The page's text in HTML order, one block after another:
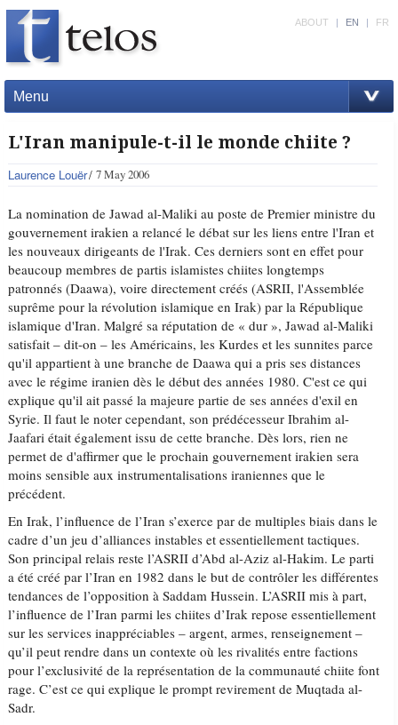
Menu
ABOUT | EN | FR
L'Iran manipule-t-il le monde chiite ?
Laurence Louër 7 May 2006
La nomination de Jawad al-Maliki au poste de Premier ministre du
gouvernement irakien a relancé le débat sur les liens entre l'Iran et
les nouveaux dirigeants de l'Irak. Ces derniers sont en effet pour
beaucoup membres de partis islamistes chiites longtemps
patronnés (Daawa), voire directement créés (ASRII, l'Assemblée
suprême pour la révolution islamique en Irak) par la République
islamique d'Iran. Malgré sa réputation de « dur », Jawad al-Maliki
satisfait – dit-on – les Américains, les Kurdes et les sunnites parce
qu'il appartient à une branche de Daawa qui a pris ses distances
avec le régime iranien dès le début des années 1980. C'est ce qui
explique qu'il ait passé la majeure partie de ses années d'exil en
Syrie. Il faut le noter cependant, son prédécesseur Ibrahim al-
Jaafari était également issu de cette branche. Dès lors, rien ne
permet de d'affirmer que le prochain gouvernement irakien sera
moins sensible aux instrumentalisations iraniennes que le
précédent.
En Irak, l’influence de l’Iran s’exerce par de multiples biais dans le
cadre d’un jeu d’alliances instables et essentiellement tactiques.
Son principal relais reste l’ASRII d’Abd al-Aziz al-Hakim. Le parti
a été créé par l’Iran en 1982 dans le but de contrôler les différentes
tendances de l’opposition à Saddam Hussein. L’ASRII mis à part,
l’influence de l’Iran parmi les chiites d’Irak repose essentiellement
sur les services inappréciables – argent, armes, renseignement –
qu’il peut rendre dans un contexte où les rivalités entre factions
pour l’exclusivité de la représentation de la communauté chiite font
rage. C’est ce qui explique le prompt revirement de Muqtada al-
Sadr.